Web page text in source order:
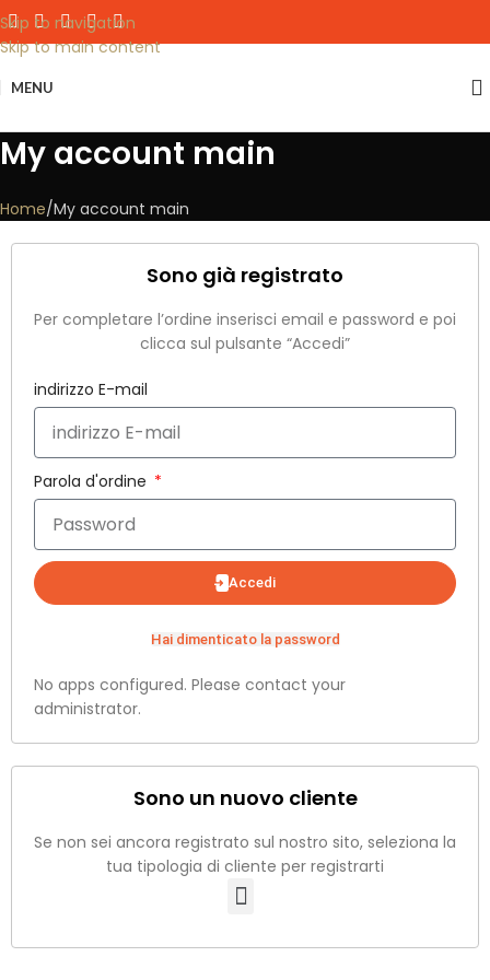
Skip to navigation
Skip to main content
MENU
My account main
Home My account main
Sono già registrato
Per completare l’ordine inserisci email e password e poi
clicca sul pulsante “Accedi”
indirizzo E-mail
Parola d'ordine
Accedi
Hai dimenticato la password
No apps configured. Please contact your
administrator.
Sono un nuovo cliente
Se non sei ancora registrato sul nostro sito, seleziona la
tua tipologia di cliente per registrarti